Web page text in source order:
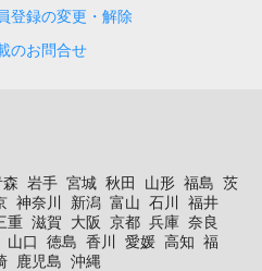
登録の変更・解除
のお問合せ
岩手 宮城 秋田 山形 福島 茨
神奈川 新潟 富山 石川
福井
重 滋賀 大阪 京都 兵庫 奈良
山口 徳島 香川 愛媛 高知 福
鹿児島 沖縄